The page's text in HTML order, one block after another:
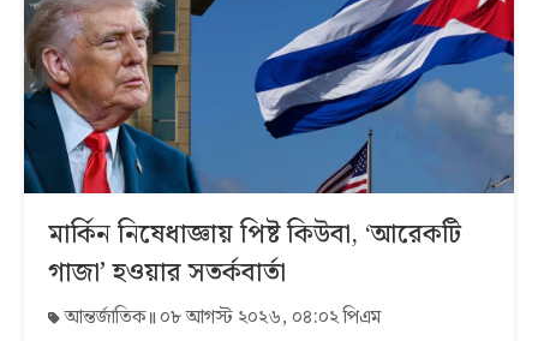
মার্কিন নিষেধাজ্ঞায় পিষ্ট কিউবা, ‘আরেকটি
গাজা’ হওয়ার সতর্কবার্তা
আন্তর্জাতিক ০৮ আগস্ট ২০২৬, ০৪:০২ পিএম